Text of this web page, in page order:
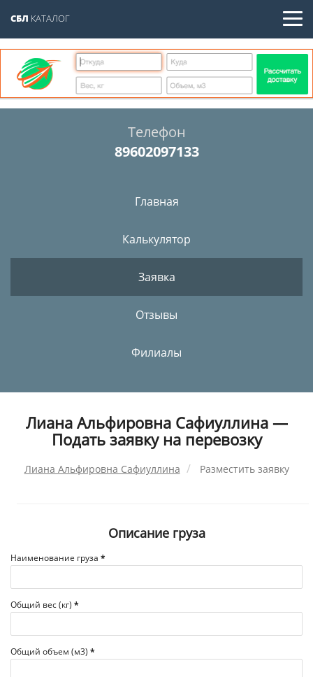
СБЛ КАТАЛОГ
Телефон
89602097133
Главная
Калькулятор
Заявка
Отзывы
Филиалы
Лиана Альфировна Сафиуллина —
Подать заявку на перевозку
Лиана Альфировна Сафиуллина Разместить заявку
Описание груза
Наименование груза *
Общий вес (кг) *
Общий объем (м3) *